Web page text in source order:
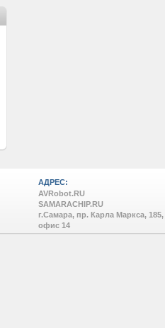
АДРЕС:
AVRobot.RU
SAMARACHIP.RU
г.Самара, пр. Карла Маркса, 185,
офис 14